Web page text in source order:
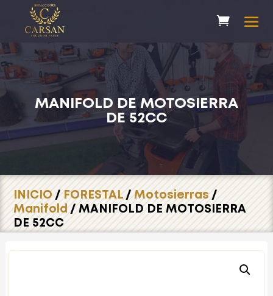
MANIFOLD DE MOTOSIERRA
DE 52CC
INICIO/FORESTAL/Motosierras/
Manifold/ MANIFOLD DE MOTOSIERRA
DE 52CC